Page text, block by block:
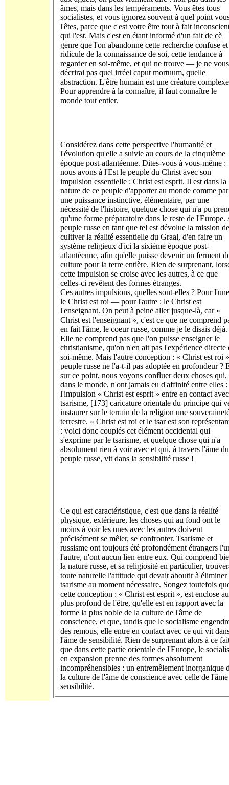
âmes, mais dans les tempéraments. Vous êtes tous
socialistes, et vous ignorez souvent à quel point
l'êtes, parce que c'est votre être tout à fait
qui l'est. Mais c'est en étant informé d'un fait de cè
genre que l'on abandonne cette recherche confuse et
ridicule de la connaissance de soi, cette tendance à
regarder en soi-même, et qui ne trouve — je ne vous
décrirai pas quel irréel caput mortuum, quelle
abstraction. L'être humain est une créature
Pour apprendre à la connaître, il faut connaître le
monde tout entier.
Considérez dans cette perspective l'humanité et
l'évolution qu'elle a suivie au cours de la cinquième
époque post-atlantéenne. Dites-vous à vous-même :
nous avons à l'Est le peuple du Christ avec son
impulsion essentielle : Christ est esprit. Il est dans la
nature de ce peuple d'apporter au monde comme par
une puissance instinctive, élémentaire, par une
nécessité de l'histoire, quelque chose qui n'a pu
qu'une forme préparatoire dans le reste de l'Europe.
peuple russe en tant que tel est dévolue la mission de
cultiver la réalité essentielle du Graal, d'en faire un
système religieux d'ici la sixième époque post-
atlantéenne, afin qu'elle puisse devenir un ferment
culture pour la terre entière. Rien de surprenant,
cette impulsion se croise avec les autres, à ce que
celles-ci revêtent des formes étranges.
Ces autres impulsions, quelles sont-elles ? Pour
le Christ est roi — pour l'autre : le Christ est
l'enseignant. On peut à peine aller jusque-là, car «
Christ est l'enseignant », c'est ce que ne comprend
en fait l'âme, le coeur russe, comme je le disais déjà.
Elle ne comprend pas que l'on puisse enseigner le
christianisme, qu'on n'en ait pas l'expérience directe
soi-même. Mais l'autre conception : « Christ est roi
peuple russe ne l'a-t-il pas adoptée en profondeur ?
sur ce point, nous voyons confluer deux choses qui,
dans le monde, n'ont jamais eu d'affinité entre elles :
l'impulsion « Christ est esprit » entre en contact
tsarisme, [173] caricature orientale du principe qui
instaurer sur le terrain de la religion une
terrestre. « Christ est roi et le tsar est son
: voici donc couplés cet élément occidental qui
s'exprime par le tsarisme, et quelque chose qui n'a
absolument rien à voir avec et qui, à travers l'âme du
peuple russe, vit dans la sensibilité russe !
Ce qui est caractéristique, c'est que dans la réalité
physique, extérieure, les choses qui au fond ont le
moins à voir les unes avec les autres doivent
précisément se mêler, se confronter. Tsarisme et
russisme ont toujours été profondément étrangers
l'autre, n'ont aucun lien entre eux. Qui comprend
la nature russe, et sa religiosité en particulier,
toute naturelle l'attitude qui devait aboutir à éliminer
tsarisme au moment nécessaire. Songez toutefois
cette conception : « Christ est esprit », est enclose au
plus profond de l'être, qu'elle est en rapport avec la
forme la plus noble de la culture de l'âme de
conscience, et que, tandis que le socialisme
des remous, elle entre en contact avec ce qui vit
l'âme de sensibilité. Rien de surprenant alors à ce
que dans cette partie orientale de l'Europe, le
en expansion prenne des formes absolument
incompréhensibles : un entremêlement inorganique
la culture de l'âme de conscience avec celle de
sensibilité.